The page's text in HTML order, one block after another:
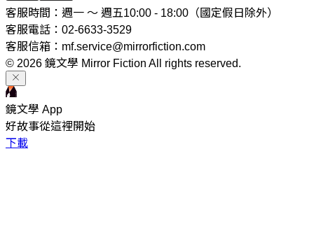
客服時間：週一 ～ 週五10:00 - 18:00（國定假日除外）
客服電話：02-6633-3529
客服信箱：mf.service@mirrorfiction.com
© 2026 鏡文學 Mirror Fiction All rights reserved.
鏡文學 App
好故事從這裡開始
下載